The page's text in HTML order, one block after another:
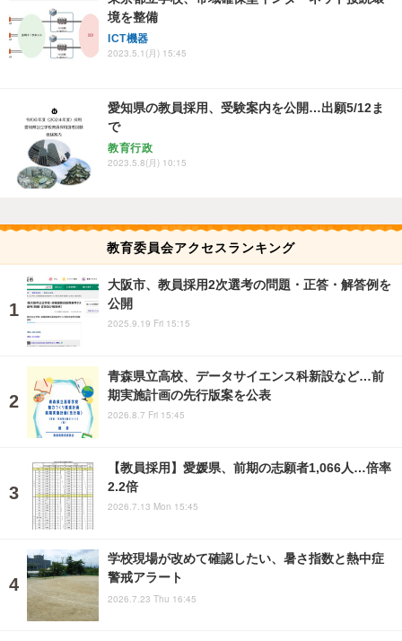
境を整備
ICT機器
2023.5.1(月) 15:45
愛知県の教員採用、受験案内を公開…出願5/12ま
で
教育行政
2023.5.8(月) 10:15
教育委員会アクセスランキング
大阪市、教員採用2次選考の問題・正答・解答例を
公開
2025.9.19 Fri 15:15
青森県立高校、データサイエンス科新設など…前
期実施計画の先行版案を公表
2026.8.7 Fri 15:45
【教員採用】愛媛県、前期の志願者1,066人…倍率
2.2倍
2026.7.13 Mon 15:45
学校現場が改めて確認したい、暑さ指数と熱中症
警戒アラート
2026.7.23 Thu 16:45